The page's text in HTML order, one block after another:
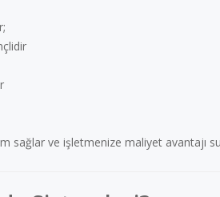
sağlar ve işletmenize maliyet avantajı